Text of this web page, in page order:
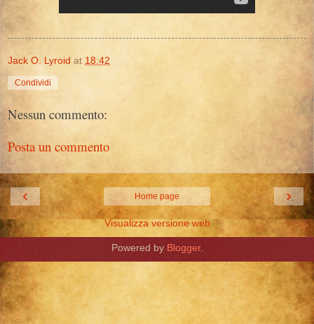
Jack O. Lyroid at 18:42
Condividi
Nessun commento:
Posta un commento
‹ ›
Home page
Visualizza versione web
Powered by Blogger.